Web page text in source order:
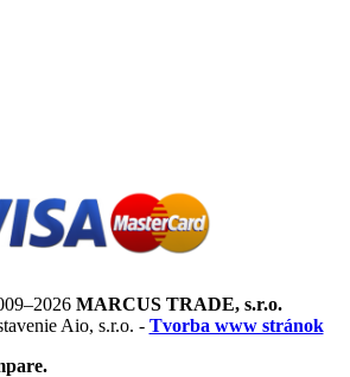
MARCUS TRADE, s.r.o.
Aio, s.r.o. - Tvorba www stránok